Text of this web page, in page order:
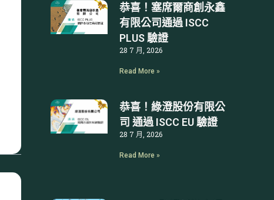
恭喜！塞席爾商創永鑫
有限公司通過 ISCC
PLUS 驗證
28 7 月, 2026
Read More »
恭喜！綠澄股份有限公
司 通過 ISCC EU 驗證
28 7 月, 2026
Read More »